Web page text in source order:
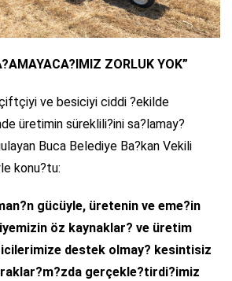
ZORLUK YOK”
ve besiciyi ciddi ?ekilde
üretimin süreklili?ini sa?lamay?
Buca Belediye Ba?kan Vekili
konu?tu:
gücüyle, üretenin ve eme?in
öz kaynaklar? ve üretim
destek olmay? kesintisiz
gerçekle?tirdi?imiz